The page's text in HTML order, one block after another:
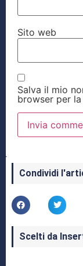
Sito web
Salva il mio
browser per
Condividi
Scelti da